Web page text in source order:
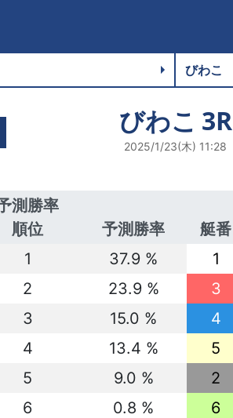
びわこ 3R
2025/1/23(木) 11:28
測勝率
順位
予測勝率 艇番
1
37.9 % 1
2
23.9 % 3
3
15.0 % 4
4
13.4 % 5
5
9.0 % 2
6
0.8 % 6